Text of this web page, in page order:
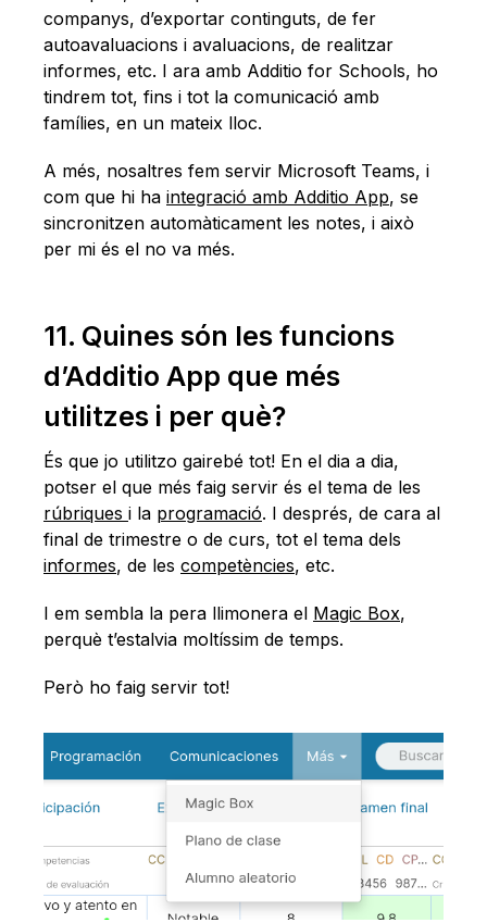
companys, d’exportar continguts, de fer
autoavaluacions i avaluacions, de realitzar
informes, etc. I ara amb Additio for Schools, ho
tindrem tot, fins i tot la comunicació amb
famílies, en un mateix lloc.
A més, nosaltres fem servir Microsoft Teams, i
com que hi ha integració amb Additio App, se
sincronitzen automàticament les notes, i això
per mi és el no va més.
11. Quines són les funcions
d’Additio App que més
utilitzes i per què?
És que jo utilitzo gairebé tot! En el dia a dia,
potser el que més faig servir és el tema de les
rúbriques i la programació. I després, de cara al
final de trimestre o de curs, tot el tema dels
informes, de les competències, etc.
I em sembla la pera llimonera el Magic Box,
perquè t’estalvia moltíssim de temps.
Però ho faig servir tot!